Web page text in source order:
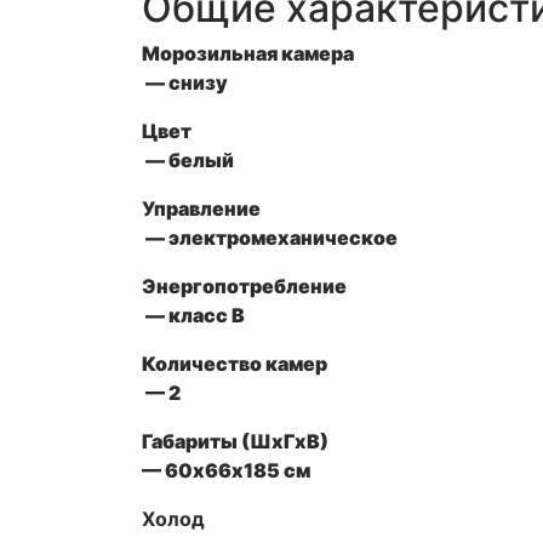
Морозильная камера
— снизу
Цвет
— белый
Управление
— электромеханическое
Энергопотребление
— класс В
Количество камер
— 2
Габариты (ШxГxВ)
— 60х66х185 см
Холод